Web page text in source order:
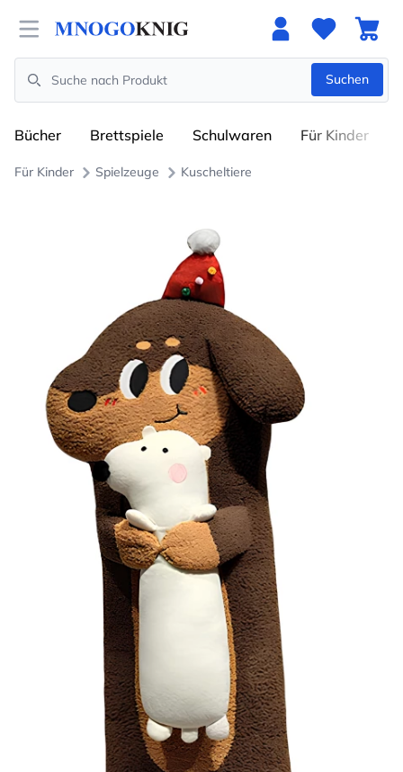
Open menu
Search
Suchen
Bücher Brettspiele Schulwaren Für Kinder
Für Kinder Spielzeuge Kuscheltiere